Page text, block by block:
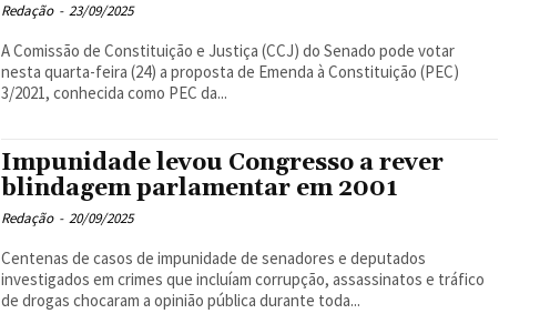
Redação - 23/09/2025
A Comissão de Constituição e Justiça (CCJ) do Senado pode votar
nesta quarta-feira (24) a proposta de Emenda à Constituição (PEC)
3/2021, conhecida como PEC da...
Impunidade levou Congresso a rever
blindagem parlamentar em 2001
Redação - 20/09/2025
Centenas de casos de impunidade de senadores e deputados
investigados em crimes que incluíam corrupção, assassinatos e tráfico
de drogas chocaram a opinião pública durante toda...